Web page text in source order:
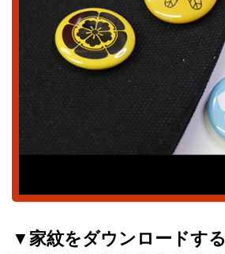
▼家紋をダウンロードする